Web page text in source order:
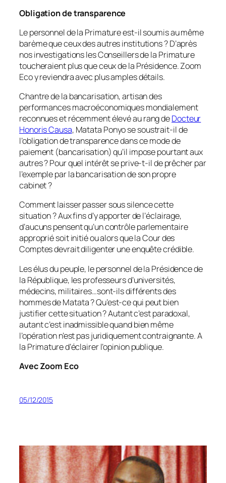
Obligation de transparence
Le personnel de la Primature est-il soumis au même
barème que ceux des autres institutions ? D’après
nos investigations les Conseillers de la Primature
toucheraient plus que ceux de la Présidence. Zoom
Eco y reviendra avec plus amples détails.
Chantre de la bancarisation, artisan des
performances macroéconomiques mondialement
reconnues et récemment élevé au rang deDocteur
Honoris Causa, Matata Ponyo se soustrait-il de
l’obligation de transparence dans ce mode de
paiement (bancarisation) qu’il impose pourtant aux
autres ? Pour quel intérêt se prive-t-il de prêcher par
l’exemple par la bancarisation de son propre
cabinet ?
Comment laisser passer sous silence cette
situation ? Aux fins d’y apporter de l’éclairage,
d’aucuns pensent qu’un contrôle parlementaire
approprié soit initié ou alors que la Cour des
Comptes devrait diligenter une enquête crédible.
Les élus du peuple, le personnel de la Présidence de
la République, les professeurs d’universités,
médecins, militaires…sont-ils différents des
hommes de Matata ? Qu’est-ce qui peut bien
justifier cette situation ? Autant c’est paradoxal,
autant c’est inadmissible quand bien même
l’opération n’est pas juridiquement contraignante. A
la Primature d’éclairer l’opinion publique.
Avec Zoom Eco
05/12/2015